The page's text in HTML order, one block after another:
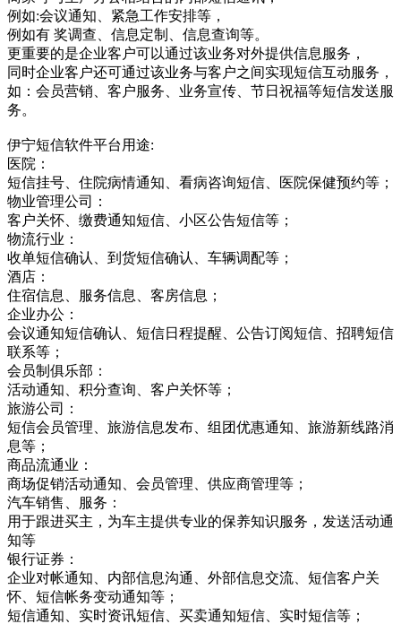
例如:会议通知、紧急工作安排等，
例如有 奖调查、信息定制、信息查询等。
更重要的是企业客户可以通过该业务对外提供信息服务，
同时企业客户还可通过该业务与客户之间实现短信互动服务，
如：会员营销、客户服务、业务宣传、节日祝福等短信发送服
务。
伊宁短信软件平台用途:
医院：
短信挂号、住院病情通知、看病咨询短信、医院保健预约等；
物业管理公司：
客户关怀、缴费通知短信、小区公告短信等；
物流行业：
收单短信确认、到货短信确认、车辆调配等；
酒店：
住宿信息、服务信息、客房信息；
企业办公：
会议通知短信确认、短信日程提醒、公告订阅短信、招聘短信
联系等；
会员制俱乐部：
活动通知、积分查询、客户关怀等；
旅游公司：
短信会员管理、旅游信息发布、组团优惠通知、旅游新线路消
息等；
商品流通业：
商场促销活动通知、会员管理、供应商管理等；
汽车销售、服务：
用于跟进买主，为车主提供专业的保养知识服务，发送活动通
知等
银行证券：
企业对帐通知、内部信息沟通、外部信息交流、短信客户关
怀、短信帐务变动通知等；
短信通知、实时资讯短信、买卖通知短信、实时短信等；